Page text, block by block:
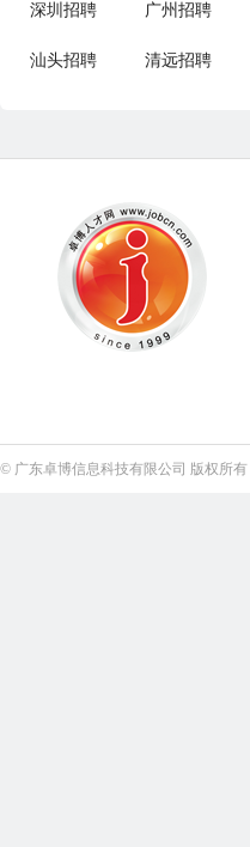
深圳招聘 广州招聘
汕头招聘 清远招聘
© 广东卓博信息科技有限公司 版权所有